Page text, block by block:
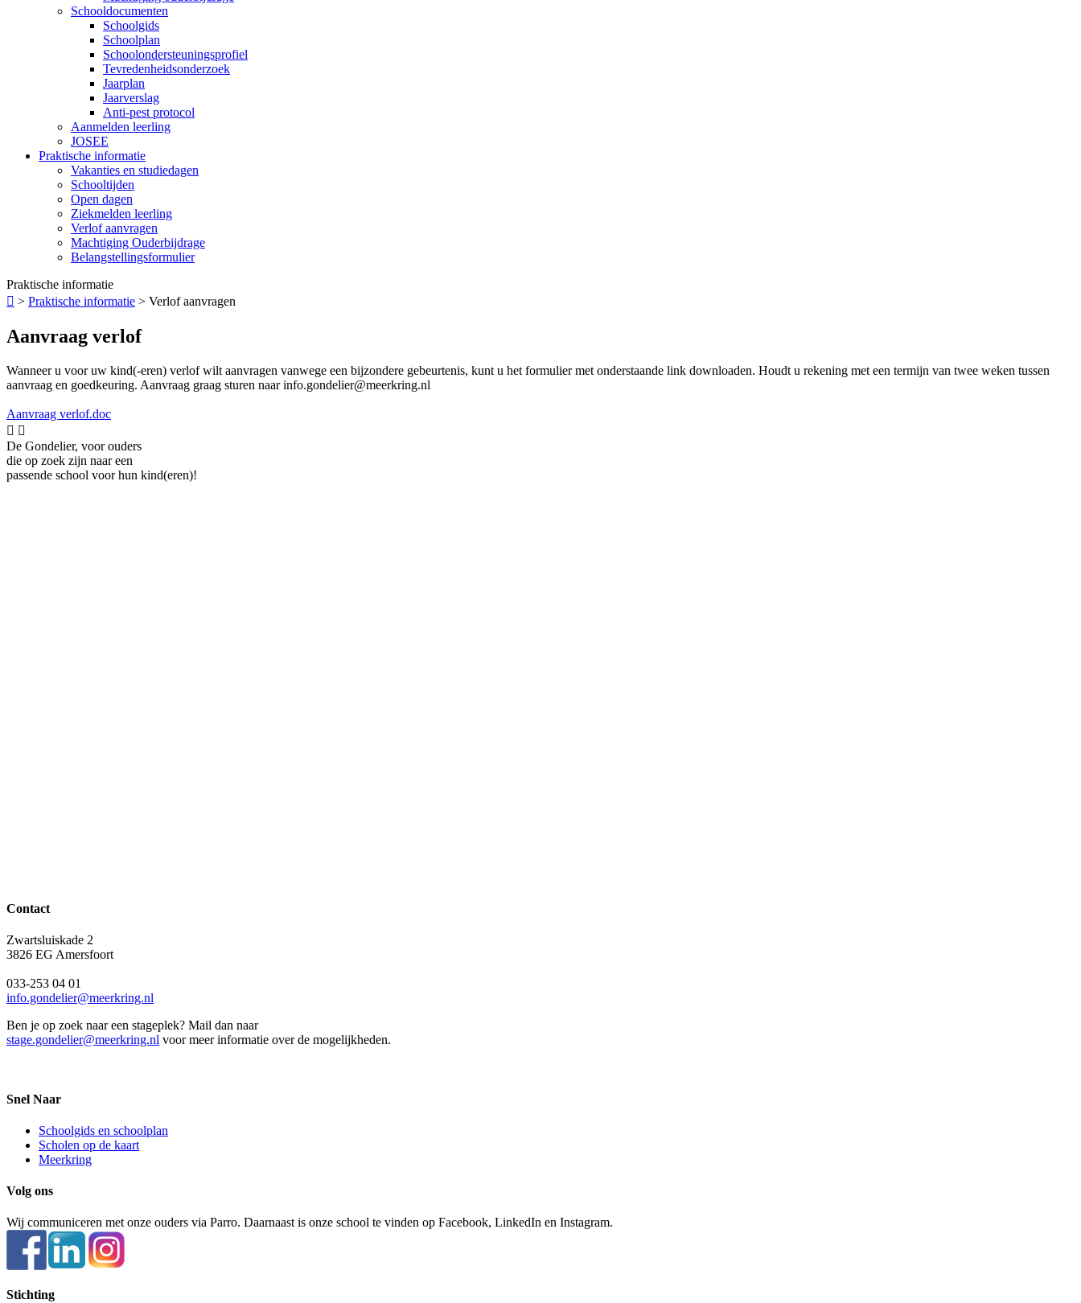
Schooldocumenten
Schoolgids
Schoolplan
Schoolondersteuningsprofiel
Tevredenheidsonderzoek
Jaarplan
Jaarverslag
Anti-pest protocol
Aanmelden leerling
JOSEE
Praktische informatie
Vakanties en studiedagen
Schooltijden
Open dagen
Ziekmelden leerling
Verlof aanvragen
Machtiging Ouderbijdrage
Belangstellingsformulier
Praktische informatie
 > Praktische informatie > Verlof aanvragen
Aanvraag verlof
Wanneer u voor uw kind(-eren) verlof wilt aanvragen vanwege een bijzondere gebeurtenis, kunt u het formulier met onderstaande link downloaden. Houdt u rekening met een termijn van twee weken tussen
aanvraag en goedkeuring. Aanvraag graag sturen naar info.gondelier@meerkring.nl
Aanvraag verlof.doc
 
De Gondelier, voor ouders
die op zoek zijn naar een
passende school voor hun kind(eren)!
Contact
Zwartsluiskade 2
3826 EG Amersfoort
033-253 04 01
info.gondelier@meerkring.nl
Ben je op zoek naar een stageplek? Mail dan naar
stage.gondelier@meerkring.nl voor meer informatie over de mogelijkheden.
Snel Naar
Schoolgids en schoolplan
Scholen op de kaart
Meerkring
Volg ons
Wij communiceren met onze ouders via Parro. Daarnaast is onze school te vinden op Facebook, LinkedIn en Instagram.
Stichting